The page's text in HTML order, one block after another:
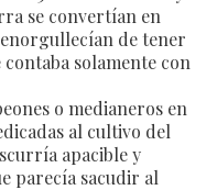
se convertían en
de tener
solamente con
o medianeros en
al cultivo del
apacible y
parecía sacudir al